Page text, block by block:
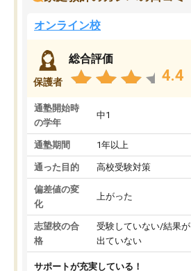
オンライン校
保護者
総合評価
4.4
通塾開始時
の学年
中1
通塾期間 1年以上
通った目的 高校受験対策
偏差値の変
化
上がった
志望校の合
格
受験していない/結果が
出ていない
サポートが充実している！